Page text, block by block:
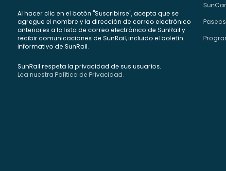
Al hacer clic en el botón "Suscribirse", acepta que se
agregue el nombre y la dirección de correo electrónico
anteriores a la lista de correo electrónico de SunRail y
recibir comunicaciones de SunRail, incluido el boletín
informativo de SunRail.
SunRail respeta la privacidad de sus usuarios.
Lea nuestra Política de Privacidad.